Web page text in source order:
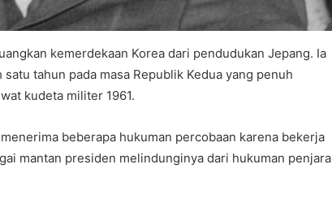
kemerdekaan Korea dari pendudukan Jepang. Ia
tahun pada masa Republik Kedua yang penuh
kudeta militer 1961.
beberapa hukuman percobaan karena bekerja
mantan presiden melindunginya dari hukuman penjara